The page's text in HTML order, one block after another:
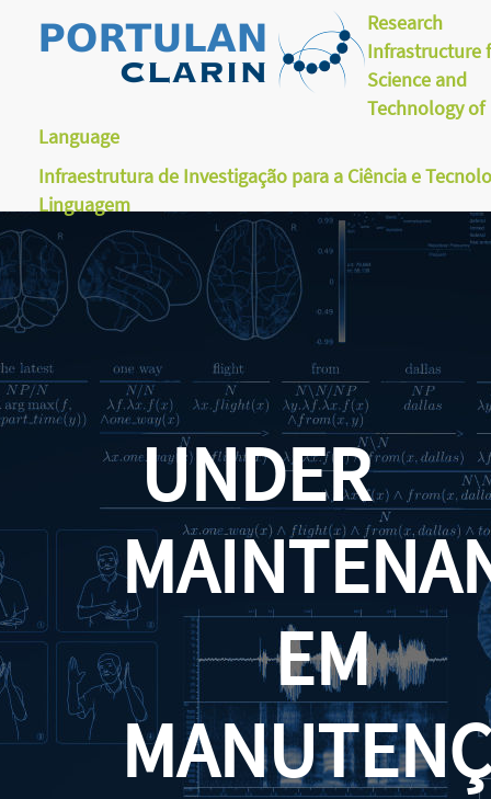
Research
Infrastructure
Science and
Technology of
Language
Infraestrutura de Investigação para a Ciência e
Linguagem
UNDER
EM